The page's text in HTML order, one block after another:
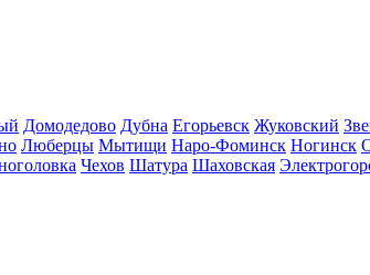
Домодедово Дубна Егорьевск Жуковский
Люберцы Мытищи Наро-Фоминск Ногинск
Чехов Шатура Шаховская